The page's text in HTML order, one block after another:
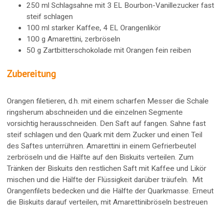
250 ml Schlagsahne mit 3 EL Bourbon-Vanillezucker fast
steif schlagen
100 ml starker Kaffee, 4 EL Orangenlikör
100 g Amarettini, zerbröseln
50 g Zartbitterschokolade mit Orangen fein reiben
Zubereitung
Orangen filetieren, d.h. mit einem scharfen Messer die Schale
ringsherum abschneiden und die einzelnen Segmente
vorsichtig herausschneiden. Den Saft auf fangen. Sahne fast
steif schlagen und den Quark mit dem Zucker und einen Teil
des Saftes unterrühren. Amarettini in einem Gefrierbeutel
zerbröseln und die Hälfte auf den Biskuits verteilen. Zum
Tränken der Biskuits den restlichen Saft mit Kaffee und Likör
mischen und die Hälfte der Flüssigkeit darüber träufeln. Mit
Orangenfilets bedecken und die Hälfte der Quarkmasse. Erneut
die Biskuits darauf verteilen, mit Amarettinibröseln bestreuen